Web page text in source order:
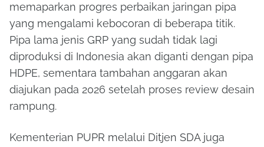
memaparkan progres perbaikan jaringan pipa
yang mengalami kebocoran di beberapa titik.
Pipa lama jenis GRP yang sudah tidak lagi
diproduksi di Indonesia akan diganti dengan pipa
HDPE, sementara tambahan anggaran akan
diajukan pada 2026 setelah proses review desain
rampung.
Kementerian PUPR melalui Ditjen SDA juga